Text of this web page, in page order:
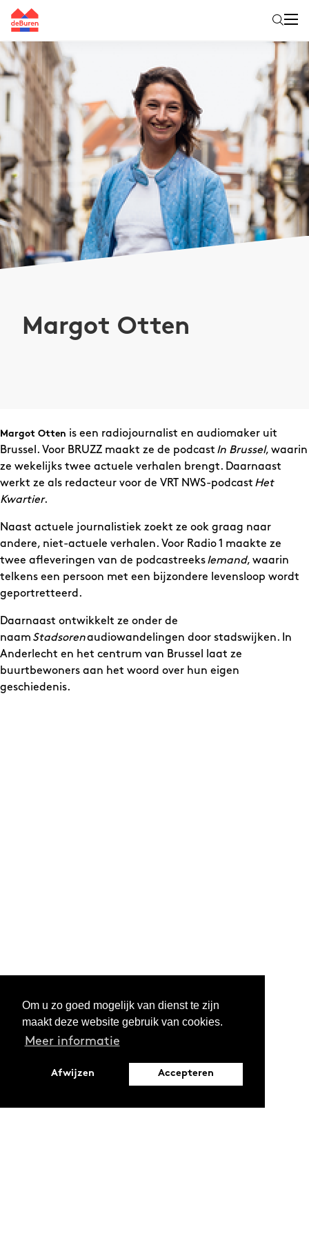
Om u zo goed mogelijk van dienst te zijn
maakt deze website gebruik van cookies.
Meer informatie
Afwijzen Accepteren
Margot Otten
Margot Otten is een radiojournalist en audiomaker uit
Brussel. Voor BRUZZ maakt ze de podcast In Brussel, waarin
ze wekelijks twee actuele verhalen brengt. Daarnaast
werkt ze als redacteur voor de VRT NWS-podcast Het
Kwartier.
Naast actuele journalistiek zoekt ze ook graag naar
andere, niet-actuele verhalen. Voor Radio 1 maakte ze
twee afleveringen van de podcastreeks Iemand, waarin
telkens een persoon met een bijzondere levensloop wordt
geportretteerd.
Daarnaast ontwikkelt ze onder de
naam Stadsorenaudiowandelingen door stadswijken. In
Anderlecht en het centrum van Brussel laat ze
buurtbewoners aan het woord over hun eigen
geschiedenis.